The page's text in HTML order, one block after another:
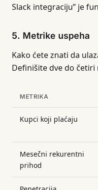
Slack integraciju” je
5. Metrike uspeha
Kako ćete znati da
Definišite dve do
METRIKA
Kupci koji plaćaju
Mesečni rekurentni
prihod